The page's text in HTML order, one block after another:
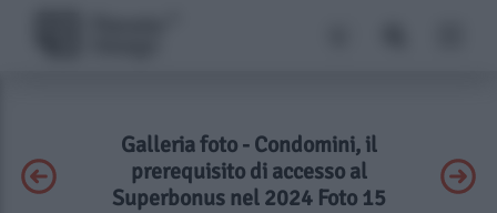
Galleria foto - Condomini, il
prerequisito di accesso al
Superbonus nel 2024 Foto 15